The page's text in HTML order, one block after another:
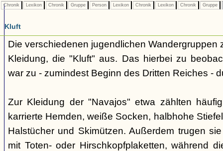
Chronik Lexikon Chronik Gruppe Person Lexikon Chronik Lexikon Chronik Gruppe
Kluft
Die verschiedenen jugendlichen Wandergruppen
Kleidung, die "Kluft" aus. Das hierbei zu
war zu - zumindest Beginn des Dritten Reiches -
Zur Kleidung der "Navajos" etwa zählten
karrierte Hemden, weiße Socken, halbhohe
Halstücher und Skimützen. Außerdem trugen
mit Toten- oder Hirschkopfplaketten, während